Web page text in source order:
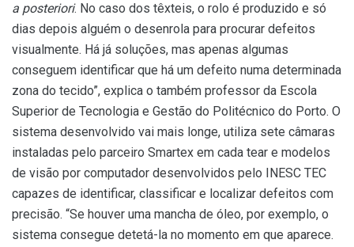
a posteriori. No caso dos têxteis, o rolo é produzido e só
dias depois alguém o desenrola para procurar defeitos
visualmente. Há já soluções, mas apenas algumas
conseguem identificar que há um defeito numa determinada
zona do tecido”, explica o também professor da Escola
Superior de Tecnologia e Gestão do Politécnico do Porto. O
sistema desenvolvido vai mais longe, utiliza sete câmaras
instaladas pelo parceiro Smartex em cada tear e modelos
de visão por computador desenvolvidos pelo INESC TEC
capazes de identificar, classificar e localizar defeitos com
precisão. “Se houver uma mancha de óleo, por exemplo, o
sistema consegue detetá-la no momento em que aparece.